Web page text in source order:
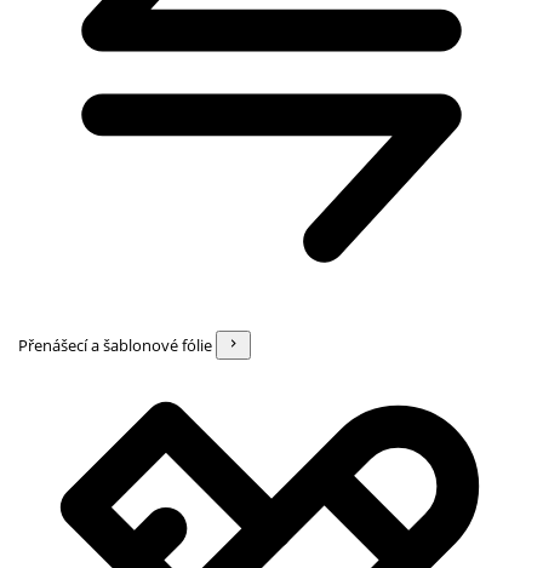
Přenášecí a šablonové fólie